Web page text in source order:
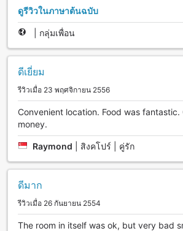
ดูรีวิวในภาษาต้นฉบับ
กลุ่มเพื่อน
ดีเยี่ยม
รีวิวเมื่อ 23 พฤศจิกายน 2556
Convenient location. Food was fantastic.
money.
Raymond สิงคโปร์ | คู่รัก
ดีมาก
รีวิวเมื่อ 26 กันยายน 2554
The room in itself was ok, but very bad